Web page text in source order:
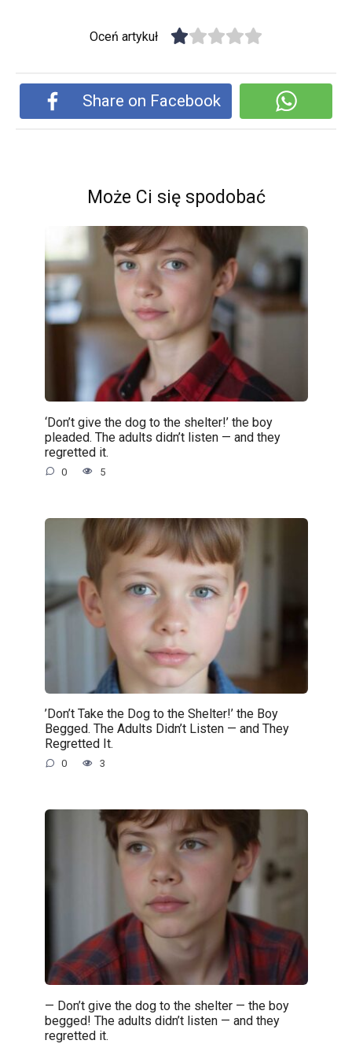
Oceń artykuł
Share on Facebook
Może Ci się spodobać
‘Don’t give the dog to the shelter!’ the boy
pleaded. The adults didn’t listen — and they
regretted it.
0 5
’Don’t Take the Dog to the Shelter!’ the Boy
Begged. The Adults Didn’t Listen — and They
Regretted It.
0 3
— Don’t give the dog to the shelter — the boy
begged! The adults didn’t listen — and they
regretted it.